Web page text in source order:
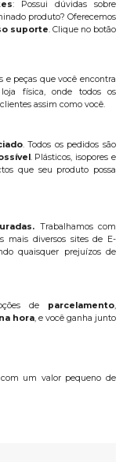
: Possui dúvidas sobre
produto? Oferecemos
suporte. Clique no botão
e peças que você encontra
física, onde todos os
assim como você.
. Todos os pedidos são
. Plásticos, isopores e
que seu produto possa
Trabalhamos com
mais diversos sites de E-
quaisquer prejuízos de
de parcelamento,
hora, e você ganha junto
um valor pequeno de